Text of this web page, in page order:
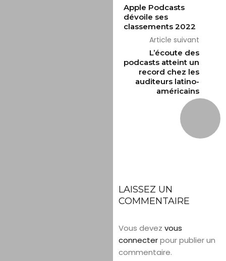
Apple Podcasts
dévoile ses
classements 2022
Article suivant
L’écoute des
podcasts atteint un
record chez les
auditeurs latino-
américains
LAISSEZ UN
COMMENTAIRE
Vous devezvous
connecterpour publier un
commentaire.